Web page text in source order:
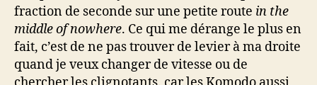
fraction de seconde sur une petite route in the
middle of nowhere. Ce qui me dérange le plus en
fait, c’est de ne pas trouver de levier à ma droite
quand je veux changer de vitesse ou de